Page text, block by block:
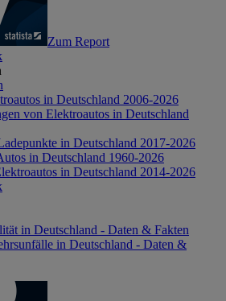
Zum Report
in Deutschland 2006-2026
von Elektroautos in Deutschland
in Deutschland 2017-2026
in Deutschland 1960-2026
in Deutschland 2014-2026
in Deutschland - Daten & Fakten
in Deutschland - Daten &